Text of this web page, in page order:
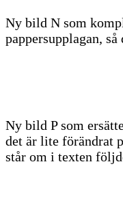
Ny bild N som
pappersupplagan,
Ny bild P som
det är lite förändrat
står om i texten